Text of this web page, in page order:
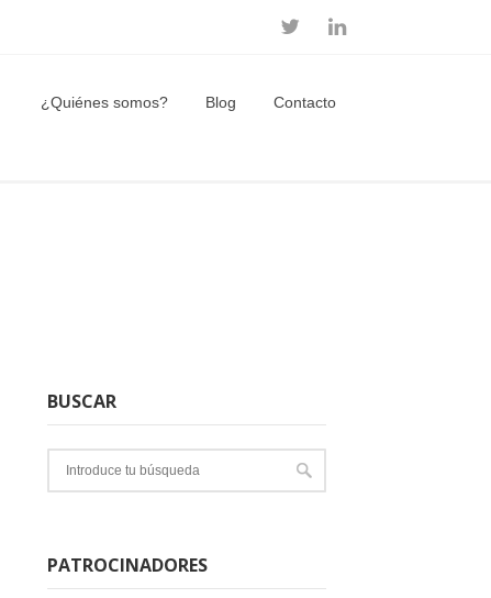
¿Quiénes somos? Blog Contacto
BUSCAR
PATROCINADORES